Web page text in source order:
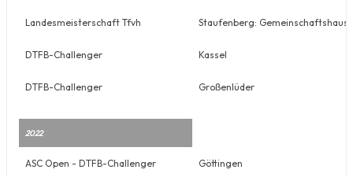
Landesmeisterschaft Tfvh Staufenberg: Gemeinschaftshaus
DTFB-Challenger Kassel
DTFB-Challenger Großenlüder
2022
ASC Open - DTFB-Challenger Göttingen